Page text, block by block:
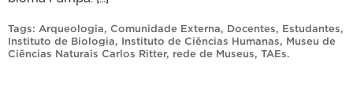
Tags: Arqueologia, Comunidade Externa, Docentes, Estudantes,
Instituto de Biologia, Instituto de Ciências Humanas, Museu de
Ciências Naturais Carlos Ritter, rede de Museus, TAEs.